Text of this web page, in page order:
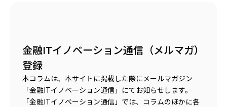
金融ITイノベーション通信（メルマガ）
登録
本コラムは、本サイトに掲載した際にメールマガジン
「金融ITイノベーション通信」にてお知らせします。
「金融ITイノベーション通信」では、コラムのほかに各